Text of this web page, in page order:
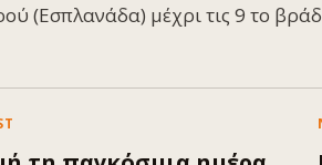
(Εσπλανάδα) μέχρι τις 9 το